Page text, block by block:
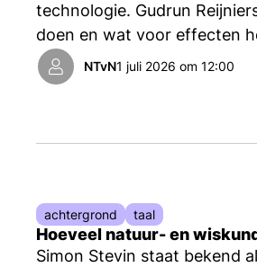
technologie. Gudrun
doen en wat voor effecten
NTvN1 juli 2026 om 12:00
Hoeveel natuur- en
Simon Stevin staat bekend
achtergrond taal